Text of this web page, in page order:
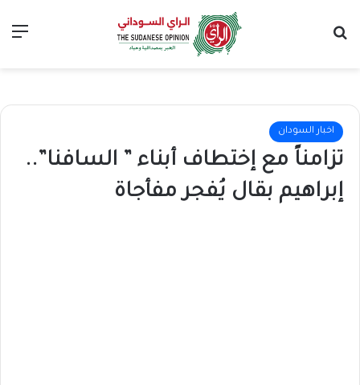
اخبار السودان
تزامناً مع إختطاف أبناء ” السافنا”..
إبراهيم بقال يُفجر مفأجاة